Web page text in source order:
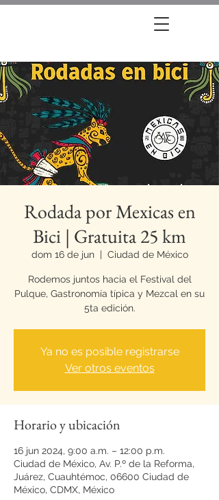
Rodada por Mexicas en
Bici | Gratuita 25 km
dom 16 de jun
  |
Ciudad de México
Rodemos juntos hacia el Festival del
Pulque, Gastronomía típica y Mezcal en su
5ta edición.
Ya no es posible registrarse
Ver otros eventos
Horario y ubicación
16 jun 2024, 9:00 a.m. – 12:00 p.m.
Ciudad de México, Av. P.º de la Reforma,
Juárez, Cuauhtémoc, 06600 Ciudad de
México, CDMX, México